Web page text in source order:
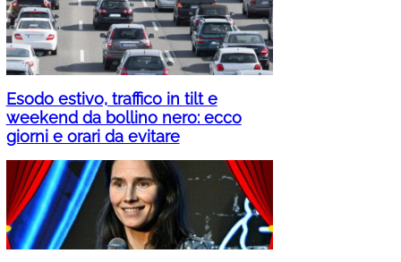
Esodo estivo, traffico in tilt e
weekend da bollino nero: ecco
giorni e orari da evitare